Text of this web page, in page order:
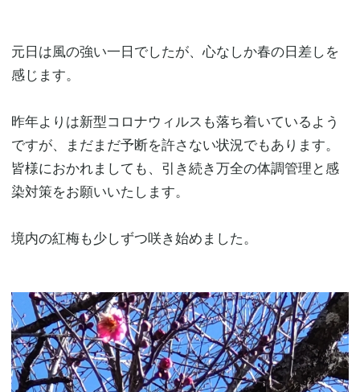
元日は風の強い一日でしたが、心なしか春の日差しを
感じます。
昨年よりは新型コロナウィルスも落ち着いているよう
ですが、まだまだ予断を許さない状況でもあります。
皆様におかれましても、引き続き万全の体調管理と感
染対策をお願いいたします。
境内の紅梅も少しずつ咲き始めました。